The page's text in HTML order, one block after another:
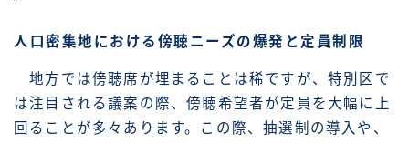
人口密集地における傍聴ニーズの爆発と定員制限
地方では傍聴席が埋まることは稀ですが、特別区で
は注目される議案の際、傍聴希望者が定員を大幅に上
回ることが多々あります。この際、抽選制の導入や、